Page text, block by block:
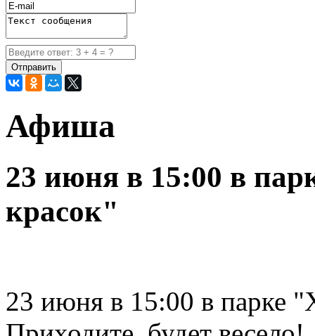
Афиша
23 июня в 15:00 в
красок"
23 июня в 15:00 в парке